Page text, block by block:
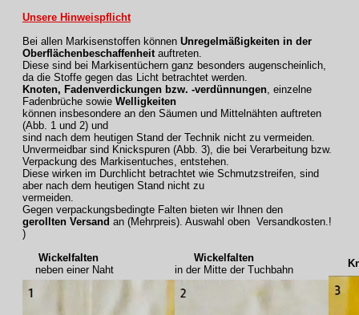
Unsere Hinweispflicht
Bei allen Markisenstoffen können Unregelmäßigkeiten in der
Oberflächenbeschaffenheit auftreten.
Diese sind bei Markisentüchern ganz besonders augenscheinlich,
da die Stoffe gegen das Licht betrachtet werden.
Knoten, Fadenverdickungen bzw. -verdünnungen , einzelne
Fadenbrüche sowie Welligkeiten
können insbesondere an den Säumen und Mittelnähten auftreten
(Abb. 1 und 2) und
sind nach dem heutigen Stand der Technik nicht zu vermeiden.
Unvermeidbar sind Knickspuren (Abb. 3), die bei Verarbeitung bzw.
Verpackung des Markisentuches, entstehen.
Diese wirken im Durchlicht betrachtet wie Schmutzstreifen, sind
aber nach dem heutigen Stand nicht zu
vermeiden.
Gegen verpackungsbedingte Falten bieten wir Ihnen den
gerollten Versand an (Mehrpreis). Auswahl oben Versandkosten.!
)
Wickelfalten
neben einer Naht
Wickelfalten
in der Mitte der Tuchbahn